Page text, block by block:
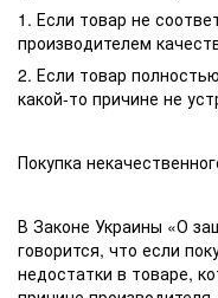
1. Если товар не
производителем
2. Если товар
какой-то причине не
Покупка
В Законе Украины «О
говорится, что если
недостатки в товаре,